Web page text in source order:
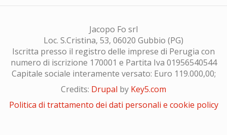
Jacopo Fo srl
Loc. S.Cristina, 53, 06020 Gubbio (PG)
Iscritta presso il registro delle imprese di Perugia con
numero di iscrizione 170001 e Partita Iva 01956540544
Capitale sociale interamente versato: Euro 119.000,00;
Credits: Drupal by Key5.com
Politica di trattamento dei dati personali e cookie policy